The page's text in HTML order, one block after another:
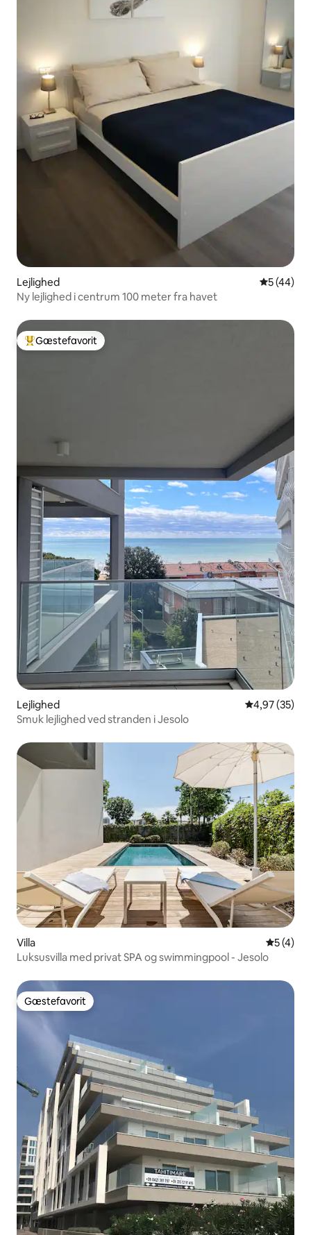
Lejlighed 5 ud af 5 i
5 (44)
Ny lejlighed i centrum 100 meter fra havet
Bedste gæstefavorit
Gæstefavorit
Lejlighed 4,97 ud af 5 i
4,97 (35)
Smuk lejlighed ved stranden i Jesolo
Villa 5 ud af 5
5 (4)
Luksusvilla med privat SPA og swimmingpool - Jesolo
Gæstefavorit
Gæstefavorit